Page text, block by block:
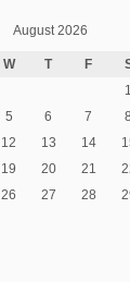
August 2026
W T F
1
5 6 7 8
12 13 14
19 20 21
26 27 28